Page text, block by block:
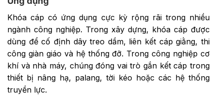
Khóa cáp có ứng dụng cực kỳ rộng rãi trong nhiều
ngành công nghiệp. Trong xây dựng, khóa cáp được
dùng để cố định dây treo dầm, liên kết cáp giằng, thi
công giàn giáo và hệ thống đỡ. Trong công nghiệp cơ
khí và nhà máy, chúng đóng vai trò gắn kết cáp trong
thiết bị nâng hạ, palang, tời kéo hoặc các hệ thống
truyền lực.